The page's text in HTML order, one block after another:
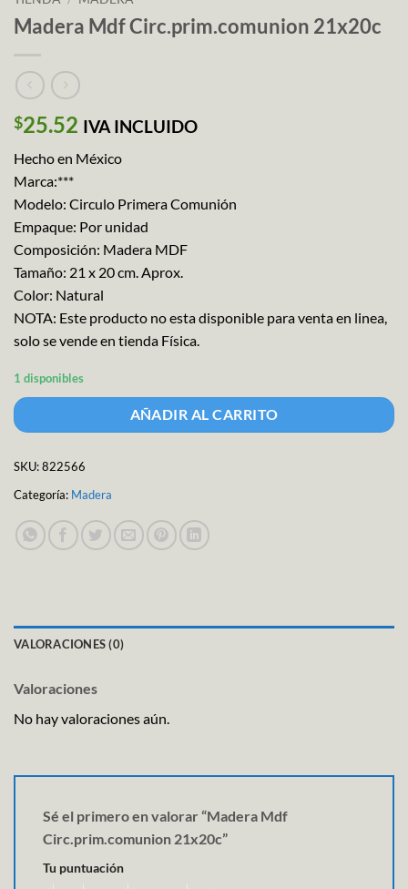
Madera Mdf Circ.prim.comunion 21x20c
$25.52 IVA INCLUIDO
Hecho en México
Marca:***
Modelo: Circulo Primera Comunión
Empaque: Por unidad
Composición: Madera MDF
Tamaño: 21 x 20 cm. Aprox.
Color: Natural
NOTA: Este producto no esta disponible para venta en linea,
solo se vende en tienda Física.
1 disponibles
AÑADIR AL CARRITO
SKU:822566
Categoría: Madera
VALORACIONES (0)
Valoraciones
No hay valoraciones aún.
Sé el primero en valorar “Madera Mdf
Circ.prim.comunion 21x20c”
Tu puntuación